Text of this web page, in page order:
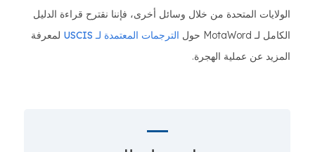
الولايات المتحدة من خلال وسائل أخرى، فإننا نقترح قراءة الدليل
الكامل لـ MotaWord حول
الترجمات المعتمدة لـ USCIS
لمعرفة
المزيد عن عملية الهجرة.